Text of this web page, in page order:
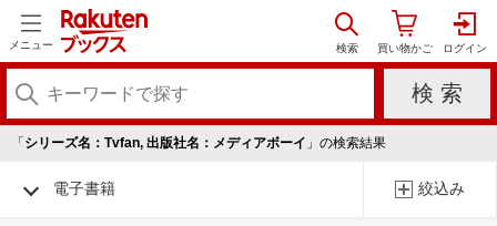
メニュー
「 シリーズ名：Tvfan, 出版社名：メディアボーイ 」の検索結果
電子書籍 絞込み